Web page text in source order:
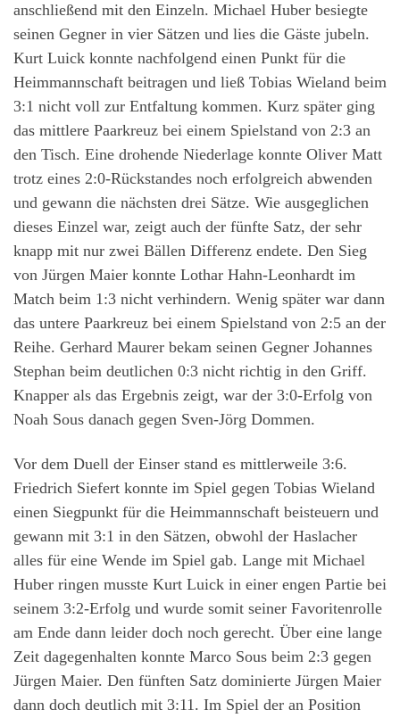
anschließend mit den Einzeln. Michael Huber besiegte
seinen Gegner in vier Sätzen und lies die Gäste jubeln.
Kurt Luick konnte nachfolgend einen Punkt für die
Heimmannschaft beitragen und ließ Tobias Wieland beim
3:1 nicht voll zur Entfaltung kommen. Kurz später ging
das mittlere Paarkreuz bei einem Spielstand von 2:3 an
den Tisch. Eine drohende Niederlage konnte Oliver Matt
trotz eines 2:0-Rückstandes noch erfolgreich abwenden
und gewann die nächsten drei Sätze. Wie ausgeglichen
dieses Einzel war, zeigt auch der fünfte Satz, der sehr
knapp mit nur zwei Bällen Differenz endete. Den Sieg
von Jürgen Maier konnte Lothar Hahn-Leonhardt im
Match beim 1:3 nicht verhindern. Wenig später war dann
das untere Paarkreuz bei einem Spielstand von 2:5 an der
Reihe. Gerhard Maurer bekam seinen Gegner Johannes
Stephan beim deutlichen 0:3 nicht richtig in den Griff.
Knapper als das Ergebnis zeigt, war der 3:0-Erfolg von
Noah Sous danach gegen Sven-Jörg Dommen.
Vor dem Duell der Einser stand es mittlerweile 3:6.
Friedrich Siefert konnte im Spiel gegen Tobias Wieland
einen Siegpunkt für die Heimmannschaft beisteuern und
gewann mit 3:1 in den Sätzen, obwohl der Haslacher
alles für eine Wende im Spiel gab. Lange mit Michael
Huber ringen musste Kurt Luick in einer engen Partie bei
seinem 3:2-Erfolg und wurde somit seiner Favoritenrolle
am Ende dann leider doch noch gerecht. Über eine lange
Zeit dagegenhalten konnte Marco Sous beim 2:3 gegen
Jürgen Maier. Den fünften Satz dominierte Jürgen Maier
dann doch deutlich mit 3:11. Im Spiel der an Position